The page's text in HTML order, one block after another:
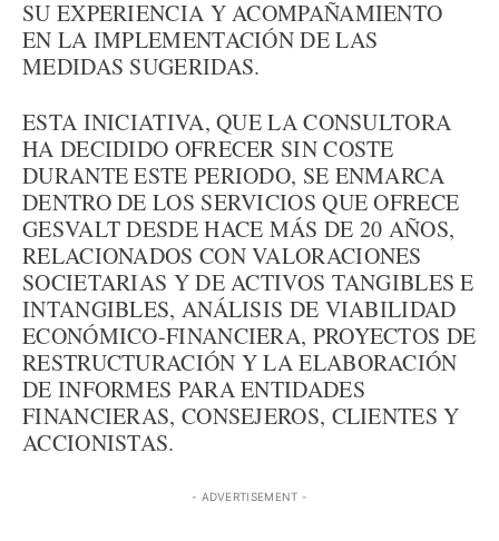
SU EXPERIENCIA Y ACOMPAÑAMIENTO
EN LA IMPLEMENTACIÓN DE LAS
MEDIDAS SUGERIDAS.
ESTA INICIATIVA, QUE LA CONSULTORA
HA DECIDIDO OFRECER SIN COSTE
DURANTE ESTE PERIODO, SE ENMARCA
DENTRO DE LOS SERVICIOS QUE OFRECE
GESVALT DESDE HACE MÁS DE 20 AÑOS,
RELACIONADOS CON VALORACIONES
SOCIETARIAS Y DE ACTIVOS TANGIBLES E
INTANGIBLES, ANÁLISIS DE VIABILIDAD
ECONÓMICO-FINANCIERA, PROYECTOS DE
RESTRUCTURACIÓN Y LA ELABORACIÓN
DE INFORMES PARA ENTIDADES
FINANCIERAS, CONSEJEROS, CLIENTES Y
ACCIONISTAS.
- ADVERTISEMENT -